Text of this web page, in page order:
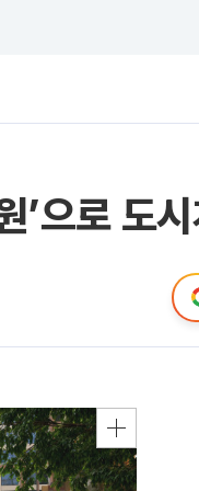
’으로 도